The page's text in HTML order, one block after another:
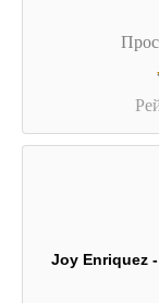
Joy Enriquez